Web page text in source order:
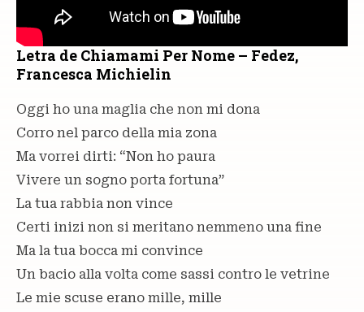
Letra de Chiamami Per Nome – Fedez,
Francesca Michielin
Oggi ho una maglia che non mi dona
Corro nel parco della mia zona
Ma vorrei dirti: “Non ho paura
Vivere un sogno porta fortuna”
La tua rabbia non vince
Certi inizi non si meritano nemmeno una fine
Ma la tua bocca mi convince
Un bacio alla volta come sassi contro le vetrine
Le mie scuse erano mille, mille